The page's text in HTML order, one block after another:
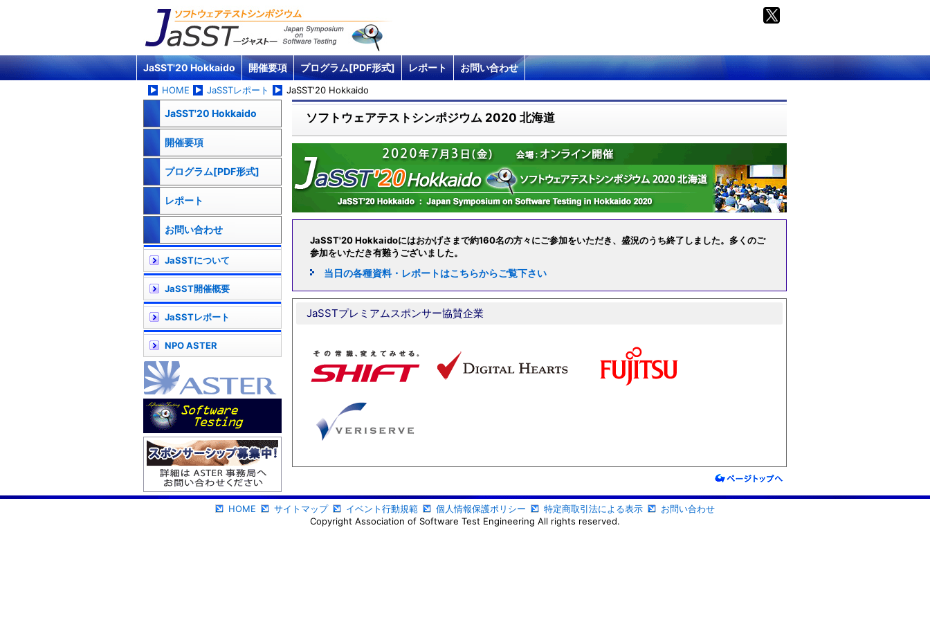
JaSST'20 Hokkaido 開催要項 プログラム[PDF形式] レポート お問い合わせ
HOME JaSSTレポート JaSST'20 Hokkaido
JaSST'20 Hokkaido
開催要項
プログラム[PDF形式]
レポート
お問い合わせ
JaSSTについて
JaSST開催概要
JaSSTレポート
NPO ASTER
ソフトウェアテストシンポジウム 2020 北海道
JaSST'20 Hokkaidoにはおかげさまで約160名の方々にご参加をいただき、盛況のうち終了しました。多くのご
参加をいただき有難うございました。
当日の各種資料・レポートはこちらからご覧下さい
JaSSTプレミアムスポンサー協賛企業
HOME サイトマップ イベント行動規範 個人情報保護ポリシー 特定商取引法による表示
お問い合わせ
Copyright Association of Software Test Engineering All rights reserved.